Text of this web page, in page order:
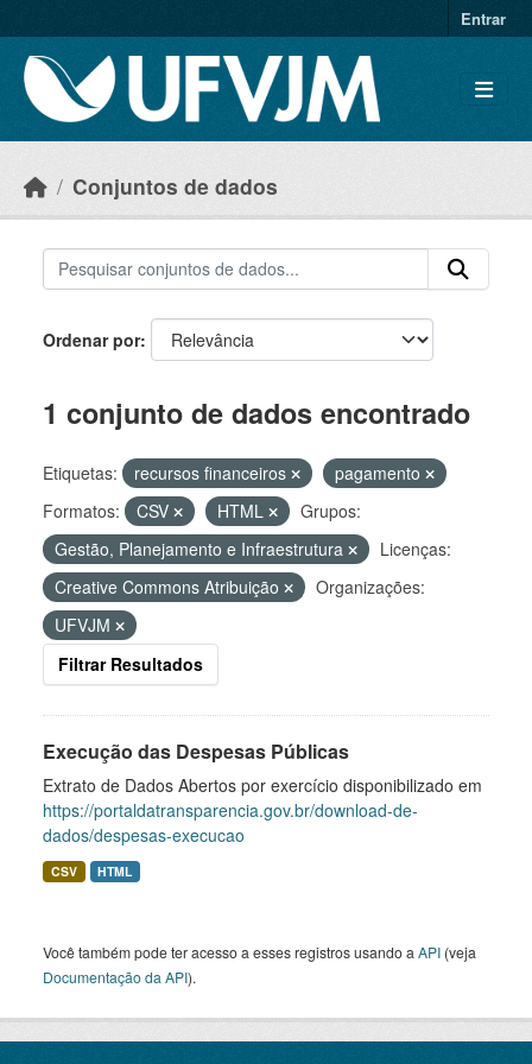
Entrar
Conjuntos de dados
Ordenar por
1 conjunto de dados encontrado
Etiquetas: recursos financeiros
pagamento
Formatos:
CSV HTML
Grupos:
Gestão, Planejamento e Infraestrutura
Licenças:
Creative Commons Atribuição
Organizações:
UFVJM
Filtrar Resultados
Execução das Despesas Públicas
Extrato de Dados Abertos por exercício disponibilizado em
https://portaldatransparencia.gov.br/download-de-
dados/despesas-execucao
CSV HTML
Você também pode ter acesso a esses registros usando a API (veja
Documentação da API).